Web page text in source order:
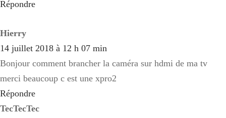
Répondre
Hierry
14 juillet 2018 à 12 h 07 min
Bonjour comment brancher la caméra sur hdmi de ma tv
merci beaucoup c est une xpro2
Répondre
TecTecTec